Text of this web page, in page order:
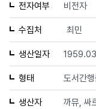
전자여부 비전자
수집처 최민
생산일자 1959.03
형태 도서간
생산자 까뮤, 싸